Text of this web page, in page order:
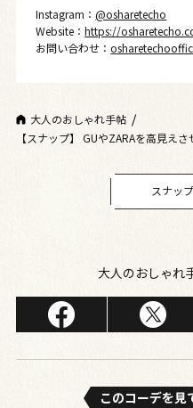
Instagram：@osharetecho
Website：https://
お問い合わせ：
大人のおしゃれ手帖
【スナップ】 GUやZARAを高見え
スナッ
大人のおしゃれ
このコーデを⾒